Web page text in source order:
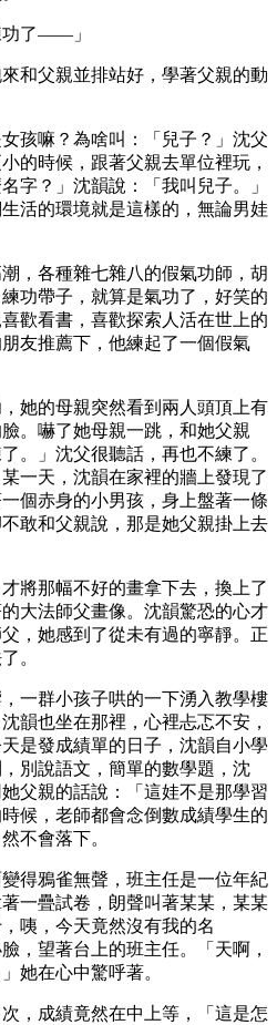
功了——」
和父親並排站好，學著父親的動
孩嘛？為啥叫：「兒子？」沈父
的時候，跟著父親去單位裡玩，
字？」沈韻說：「我叫兒子。」
活的環境就是這樣的，無論男娃
，各種雜七雜八的假氣功師，胡
功帶子，就算是氣功了，好笑的
歡看書，喜歡探索人活在世上的
友推薦下，他練起了一個假氣
她的母親突然看到兩人頭頂上有
。嚇了她母親一跳，和她父親
。」沈父很聽話，再也不練了。
一天，沈韻在家裡的牆上發現了
個赤身的小男孩，身上盤著一條
敢和父親說，那是她父親掛上去
將那幅不好的畫拿下去，換上了
大法師父畫像。沈韻驚恐的心才
，她感到了從未有過的寧靜。正
。
一群小孩子哄的一下湧入教學樓
韻也坐在那裡，心裡忐忑不安，
是發成績單的日子，沈韻自小學
別說語文，簡單的數學題，沈
父親的話說：「這娃不是那學習
候，老師都會念倒數成績學生的
不會落下。
得鴉雀無聲，班主任是一位年紀
一疊試卷，朗聲叫著某某，某某
咦，今天竟然沒有我的名
，望著台上的班主任。「天啊，
她在心中驚呼著。
，成績竟然在中上等，「這是怎